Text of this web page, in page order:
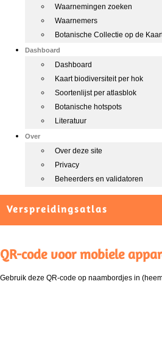
Waarnemingen zoeken
Waarnemers
Botanische Collectie op de
Dashboard
Dashboard
Kaart biodiversiteit per hok
Soortenlijst per atlasblok
Botanische hotspots
Literatuur
Over
Over deze site
Privacy
Beheerders en validatoren
Verspreidingsatlas
QR-code voor mobiele
Gebruik deze QR-code op naambordjes in